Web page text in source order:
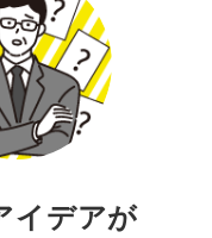
イデアが